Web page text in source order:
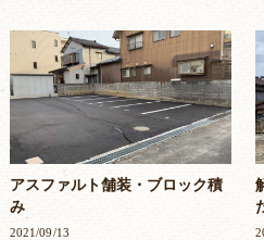
アスファルト舗装・ブロック積
み
2021/09/13